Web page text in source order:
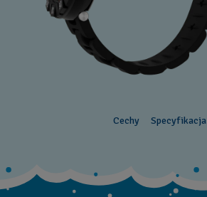
Cechy Specyfikacja